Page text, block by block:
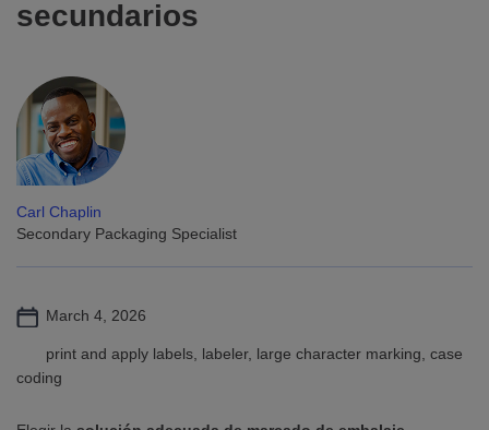
secundarios
Carl Chaplin
Secondary Packaging Specialist
March 4, 2026
print and apply labels, labeler, large character marking, case
coding